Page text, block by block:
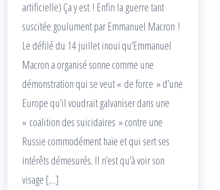
artificielle) Ça y est ! Enfin la guerre tant
suscitée goulument par Emmanuel Macron !
Le défilé du 14 juillet inouï qu’Emmanuel
Macron a organisé sonne comme une
démonstration qui se veut « de force » d’une
Europe qu’il voudrait galvaniser dans une
« coalition des suicidaires » contre une
Russie commodément haïe et qui sert ses
intérêts démesurés. Il n’est qu’à voir son
visage […]